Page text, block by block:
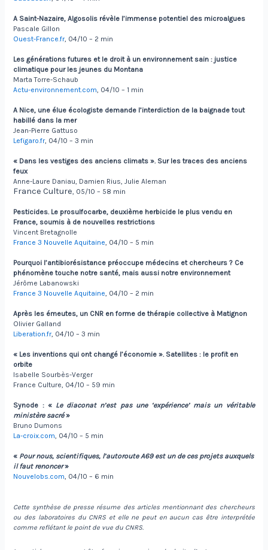
A Saint-Nazaire, Algosolis révèle l’immense potentiel des microalgues
Pascale Gillon
Ouest-France.fr, 04/10 – 2 min
Les générations futures et le droit à un environnement sain : justice
climatique pour les jeunes du Montana
Marta Torre-Schaub
Actu-environnement.com , 04/10 – 1 min
A Nice, une élue écologiste demande l’interdiction de la baignade tout
habillé dans la mer
Jean-Pierre Gattuso
Lefigaro.fr, 04/10 – 3 min
« Dans les vestiges des anciens climats ». Sur les traces des anciens
feux
Anne-Laure Daniau, Damien Rius, Julie Aleman
France Culture , 05/10 – 58 min
Pesticides. Le prosulfocarbe, deuxième herbicide le plus vendu en
France, soumis à de nouvelles restrictions
Vincent Bretagnolle
France 3 Nouvelle Aquitaine , 04/10 – 5 min
Pourquoi l’antibiorésistance préoccupe médecins et chercheurs ? Ce
phénomène touche notre santé, mais aussi notre environnement
Jérôme Labanowski
France 3 Nouvelle Aquitaine , 04/10 – 2 min
Après les émeutes, un CNR en forme de thérapie collective à Matignon
Olivier Galland
Liberation.fr, 04/10 – 3 min
« Les inventions qui ont changé l’économie ». Satellites : le profit en
orbite
Isabelle Sourbès-Verger
France Culture, 04/10 – 59 min
Synode : « Le diaconat n’est pas une ‘expérience’ mais un véritable
ministère sacré»
Bruno Dumons
La-croix.com , 04/10 – 5 min
« Pour nous, scientifiques, l’autoroute A69 est un de ces projets auxquels
il faut renoncer»
Nouvelobs.com , 04/10 – 6 min
Cette synthèse de presse résume des articles mentionnant des chercheurs
ou des laboratoires du CNRS et elle ne peut en aucun cas être interprétée
comme reflétant le point de vue du CNRS.